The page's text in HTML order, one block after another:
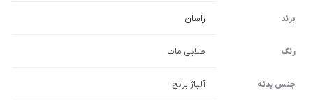
برند راسان
رنگ طلایی مات
جنس بدنه آلیاژ برنج